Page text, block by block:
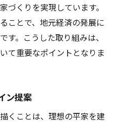
づくりを実現しています。
ことで、地元経済の発展に
す。こうした取り組みは、
て重要なポイントとなりま
ン提案
くことは、理想の平家を建